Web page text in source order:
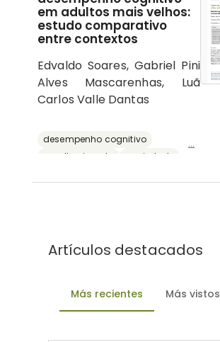
em adultos mais velhos:
estudo comparativo
entre contextos
Edvaldo Soares, Gabriel Pini
Alves Mascarenhas, Luã
Carlos Valle Dantas
desempenho cognitivo
envelhecimento
ansiedade
...
Artículos destacados
Más recientes Más vistos